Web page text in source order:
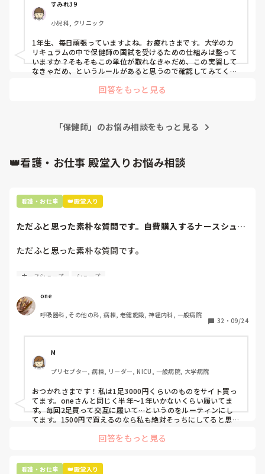
すみれ39
小児科, クリニック
1年生、毎日頑張っていますよね。お疲れさまです。大学のカ
リキュラムの中で保健師の国試を受けるための仕組みは整って
いますか？そもそもこの単位が取れなきゃだめ、この実習して
なきゃだめ、というルールがあると思うので確認してみてくだ
なので勉強は看護師国試メインでした。（今は変わっていたら
回答をもっと見る
「保健師」のお悩み相談をもっと見る
👑看護・お仕事 殿堂入りお悩み相談
看護・お仕事 👑殿堂入り
ただふと思った素朴な質問です。自費購入するナースシュー
ただふと思った素朴な質問です。
自費購入するナースシューズ(職場で使用してる靴)っていく
わたしの職場の指定は「白のスニーカー」。
すぐに汚くなるので1,500円は絶対に超えたくない思いがあ
半年〜1年未満で交換しています。
職場の人が「ナースシューズに3000円以上は出せない」っ
て言ってて、わたしの倍額は出せるのか！とびっくりしたの
で、世の皆さんはどうなのかなと…🤔
ナースシューズ シューズ
one
呼吸器科, その他の科, 病棟, 老健施設, 神経内科, 一般病院
32 ・ 09/24
M
プリセプター, 病棟, リーダー, NICU, 一般病院, 大学病院
おつかれさまです！私は1足3000円くらいのものをサイト買っ
てます。oneさんと同じく半年〜1年いかないくらい履いてま
す。毎回2足買って交互に履いて…というのをルーティンにし
てます。1500円で買えるのなら私も絶対そっちにしてると思う
回答をもっと見る
看護・お仕事 👑殿堂入り